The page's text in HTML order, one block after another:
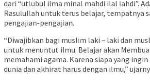
dari “utlubul ilma minal mahdi ilal lahdi”.
Rasulullah untuk terus belajar, tempatnya
pengajian-pengajian.
“Diwajibkan bagi muslim laki – laki dan
untuk menuntut ilmu. Belajar akan
memahami agama. Karena siapa yang
dunia dan akhirat harus dengan ilmu,”